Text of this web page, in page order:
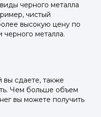
черного металла
чистый
высокую цену по
металла.
сдаете, также
Чем больше объем
вы можете получить